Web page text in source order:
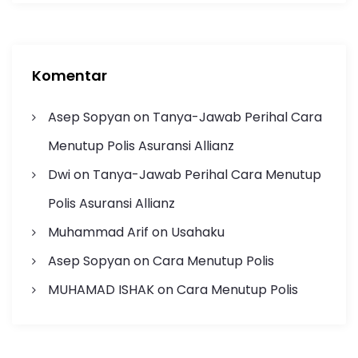
Komentar
Asep Sopyanon Tanya-Jawab Perihal Cara
Menutup Polis Asuransi Allianz
Dwion Tanya-Jawab Perihal Cara Menutup
Polis Asuransi Allianz
Muhammad Arif on Usahaku
Asep SopyanonCara Menutup Polis
MUHAMAD ISHAKonCara Menutup Polis